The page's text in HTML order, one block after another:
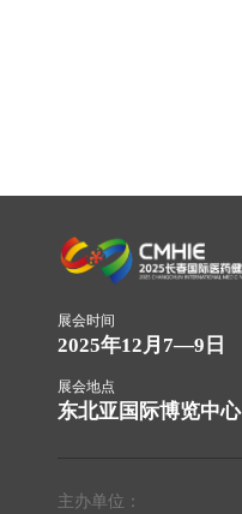
展会时间
2025年12月7—9日
展会地点
东北亚国际博览中心
主办单位：